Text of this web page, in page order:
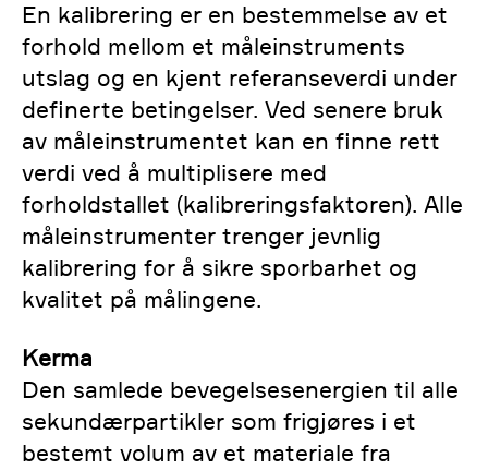
En kalibrering er en bestemmelse av et
forhold mellom et måleinstruments
utslag og en kjent referanseverdi under
definerte betingelser. Ved senere bruk
av måleinstrumentet kan en finne rett
verdi ved å multiplisere med
forholdstallet (kalibreringsfaktoren). Alle
måleinstrumenter trenger jevnlig
kalibrering for å sikre sporbarhet og
kvalitet på målingene.
Kerma
Den samlede bevegelsesenergien til alle
sekundærpartikler som frigjøres i et
bestemt volum av et materiale fra